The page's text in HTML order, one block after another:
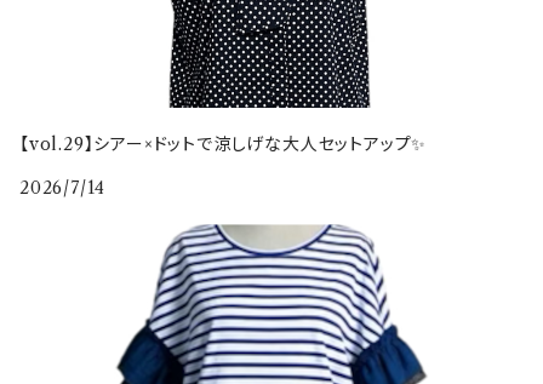
【vol.29】シアー×ドットで涼しげな大人セットアップ✨
2026/7/14